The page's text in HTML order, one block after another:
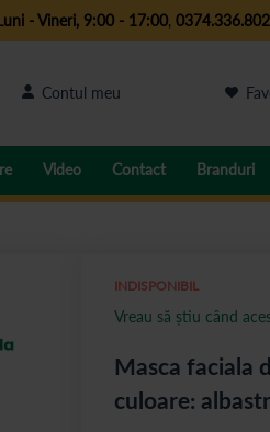
- Vineri, 9:00 - 17:00, 0374.336.802
Contul meu
Video Contact Branduri
Masca faciala
culoare:
INDISPONIBIL
Vreau să știu când